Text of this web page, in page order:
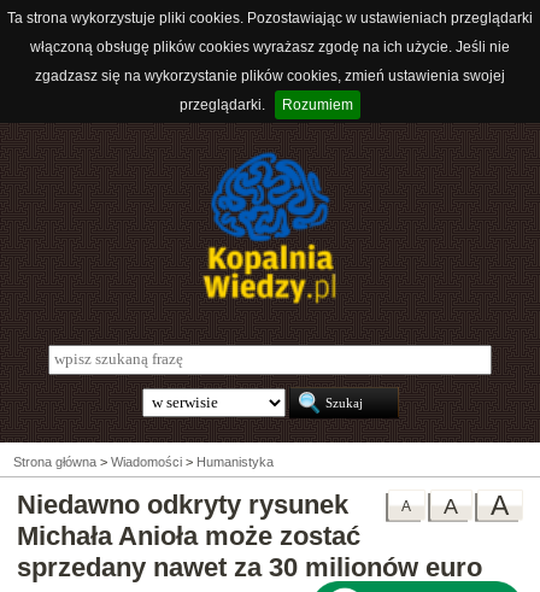
Ta strona wykorzystuje pliki cookies. Pozostawiając w ustawieniach przeglądarki
włączoną obsługę plików cookies wyrażasz zgodę na ich użycie. Jeśli nie
zgadzasz się na wykorzystanie plików cookies, zmień ustawienia swojej
przeglądarki.
Rozumiem
Strona główna > Wiadomości > Humanistyka
A
A
A
Niedawno odkryty rysunek
Michała Anioła może zostać
sprzedany nawet za 30 milionów euro